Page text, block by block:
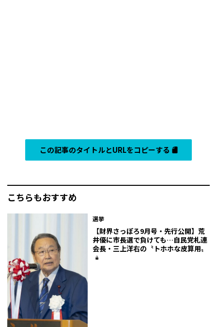
この記事のタイトルとURLをコピーする
こちらもおすすめ
選挙
【財界さっぽろ9月号・先行公開】荒
井優に市長選で負けても…自民党札連
会長・三上洋右の〝トホホな皮算用〟